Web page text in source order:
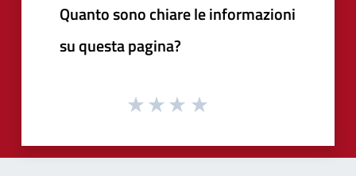
Quanto sono chiare le informazioni
su questa pagina?